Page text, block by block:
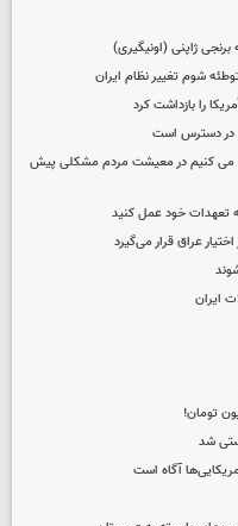
ژاپنی (اونیگیری)
شوم تغییر نظام ایران
را بازداشت کرد
در دسترس است
می کنیم در معیشت مردم مشکلی پیش
تعهدات خود عمل کنید
عراق قرار می‌گیرد
شد
آگاه است